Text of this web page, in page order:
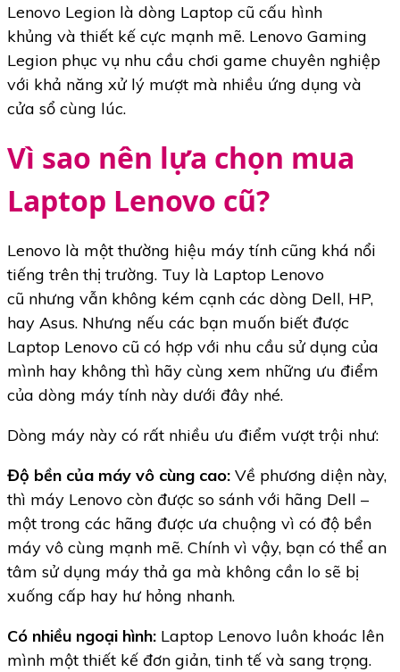
Lenovo Legion là dòng Laptop cũ cấu hình
khủng và thiết kế cực mạnh mẽ. Lenovo Gaming
Legion phục vụ nhu cầu chơi game chuyên nghiệp
với khả năng xử lý mượt mà nhiều ứng dụng và
cửa sổ cùng lúc.
Vì sao nên lựa chọn mua
Laptop Lenovo cũ?
Lenovo là một thường hiệu máy tính cũng khá nổi
tiếng trên thị trường. Tuy là Laptop Lenovo
cũ nhưng vẫn không kém cạnh các dòng Dell, HP,
hay Asus. Nhưng nếu các bạn muốn biết được
Laptop Lenovo cũ có hợp với nhu cầu sử dụng của
mình hay không thì hãy cùng xem những ưu điểm
của dòng máy tính này dưới đây nhé.
Dòng máy này có rất nhiều ưu điểm vượt trội như:
Độ bền của máy vô cùng cao: Về phương diện này,
thì máy Lenovo còn được so sánh với hãng Dell –
một trong các hãng được ưa chuộng vì có độ bền
máy vô cùng mạnh mẽ. Chính vì vậy, bạn có thể an
tâm sử dụng máy thả ga mà không cần lo sẽ bị
xuống cấp hay hư hỏng nhanh.
Có nhiều ngoại hình: Laptop Lenovo luôn khoác lên
mình một thiết kế đơn giản, tinh tế và sang trọng.